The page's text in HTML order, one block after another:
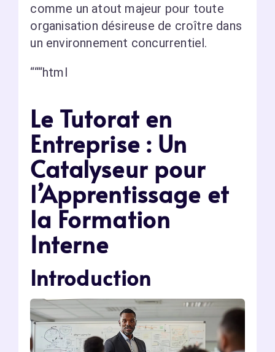
comme un atout majeur pour toute
organisation désireuse de croître dans
un environnement concurrentiel.
“““html
Le Tutorat en
Entreprise : Un
Catalyseur pour
l’Apprentissage et
la Formation
Interne
Introduction